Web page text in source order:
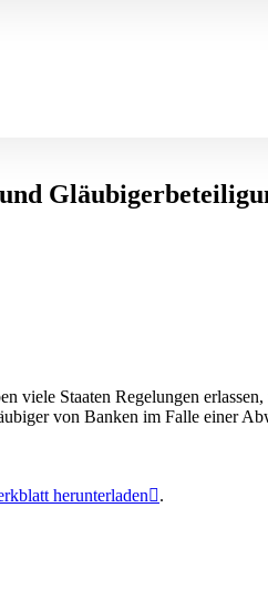
viele Staaten Regelungen
von Banken im Falle einer
herunterladen.